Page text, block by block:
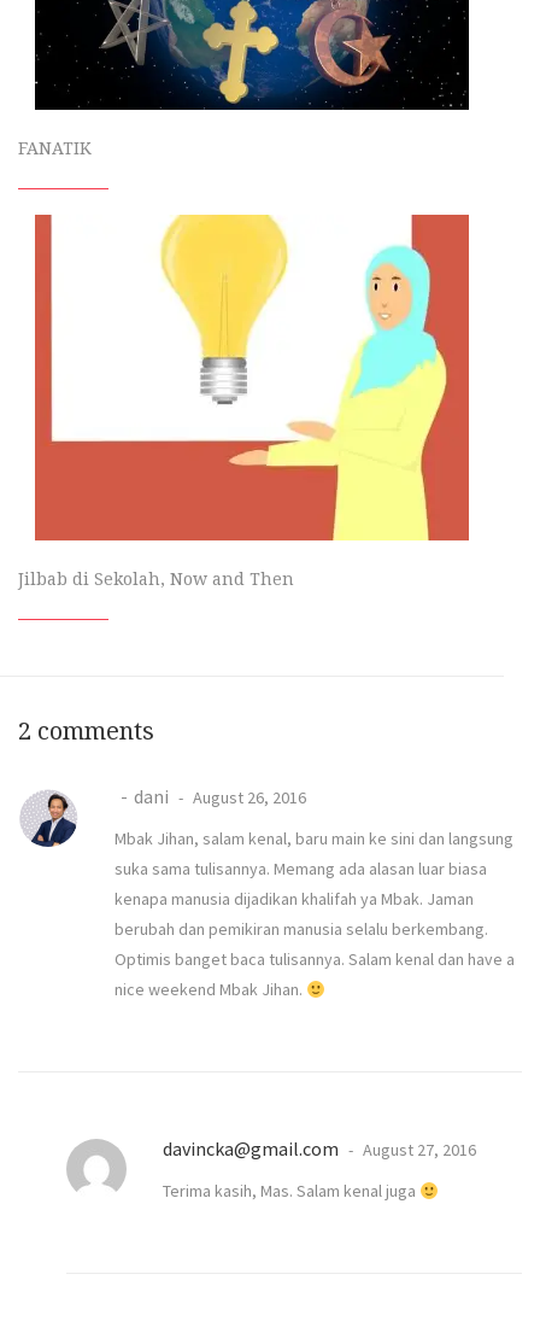
FANATIK
Jilbab di Sekolah, Now and Then
2 comments
dani
August 26, 2016
Mbak Jihan, salam kenal, baru main ke sini dan langsung
suka sama tulisannya. Memang ada alasan luar biasa
kenapa manusia dijadikan khalifah ya Mbak. Jaman
berubah dan pemikiran manusia selalu berkembang.
Optimis banget baca tulisannya. Salam kenal dan have a
nice weekend Mbak Jihan.
davincka@gmail.com
August 27, 2016
Terima kasih, Mas. Salam kenal juga